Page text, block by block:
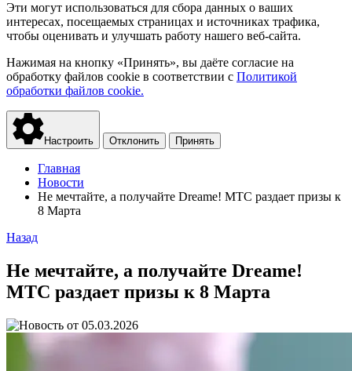
Эти могут использоваться для сбора данных о ваших
интересах, посещаемых страницах и источниках трафика,
чтобы оценивать и улучшать работу нашего веб-сайта.
Нажимая на кнопку «Принять», вы даёте согласие на
обработку файлов cookie в соответствии с Политикой
обработки файлов cookie.
Настроить Отклонить Принять
Главная
Новости
Не мечтайте, а получайте Dreame! МТС раздает призы к
8 Марта
Назад
Не мечтайте, а получайте Dreame!
МТС раздает призы к 8 Марта
05.03.2026